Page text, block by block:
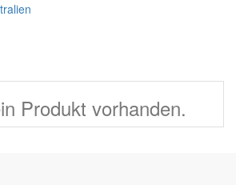
Produkt vorhanden.